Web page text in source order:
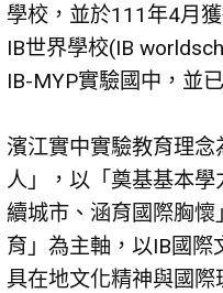
學校，並於111年4月
IB世界學校(IB
IB-MYP實驗國中，並
濱江實中實驗教育理
人」，以「奠基基本
續城市、涵育國際胸
育」為主軸，以IB國
具在地文化精神與國